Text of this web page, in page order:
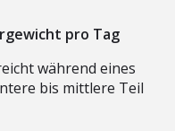
pro Tag
während eines
bis mittlere Teil